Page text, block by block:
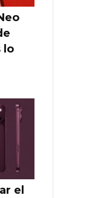
lo
el